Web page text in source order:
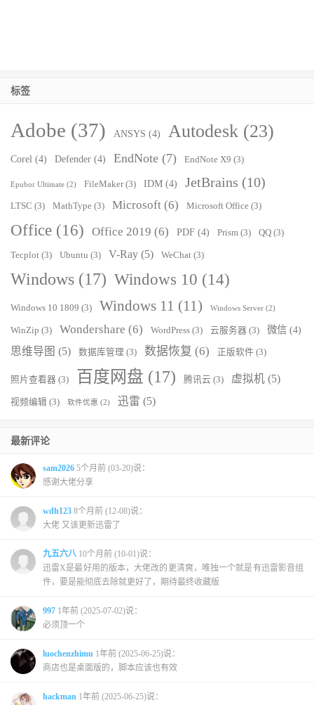
标签
Adobe (37) ANSYS (4) Autodesk (23)
Corel (4) Defender (4) EndNote (7) EndNote X9 (3)
Epubor Ultimate (2) FileMaker(3) IDM (4) JetBrains (10)
LTSC (3) MathType (3) Microsoft (6) Microsoft Office (3)
Office (16) Office 2019 (6) PDF (4) Prism (3) QQ (3)
Tecplot (3) Ubuntu (3) V-Ray (5) WeChat (3)
Windows (17) Windows 10 (14)
Windows 10 1809 (3) Windows 11 (11) Windows Server (2)
WinZip (3) Wondershare (6) WordPress (3) 云服务器 (3) 微信 (4)
思维导图 (5) 数据库管理 (3) 数据恢复 (6) 正版软件 (3)
照片查看器 (3) 百度网盘 (17) 腾讯云 (3) 虚拟机 (5)
视频编辑 (3) 软件优惠 (2) 迅雷 (5)
最新评论
sam2026 5个月前 (03-20)说：
感谢大佬分享
wdh123 8个月前 (12-08)说：
大佬 又该更新迅雷了
九五六八 10个月前 (10-01)说：
迅雷X是最好用的版本，大佬改的更清爽，唯独一个就是有迅雷影音组
件，要是能彻底去除就更好了，期待最终收藏版
997 1年前 (2025-07-02)说：
必须顶一个
luochenzhimu 1年前 (2025-06-25)说：
商店也是桌面版的，脚本应该也有效
hackman 1年前 (2025-06-25)说：